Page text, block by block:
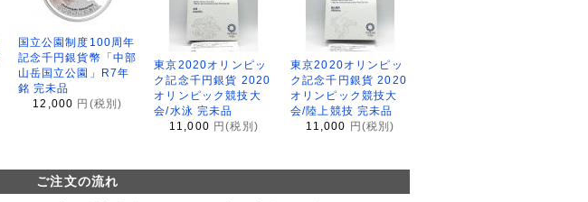
国立公園制度100周年
記念千円銀貨幣「中部
山岳国立公園」R7年
銘 完未品
12,000 円(税別)
東京2020オリンピッ
ク記念千円銀貨 2020
オリンピック競技大
会/水泳 完未品
11,000 円(税別)
東京2020オリンピッ
ク記念千円銀貨 2020
オリンピック競技大
会/陸上競技 完未品
11,000
円(税別)
ご注文の流れ